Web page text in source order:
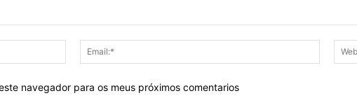
Nome:*
Email:*
navegador para os meus próximos comentarios